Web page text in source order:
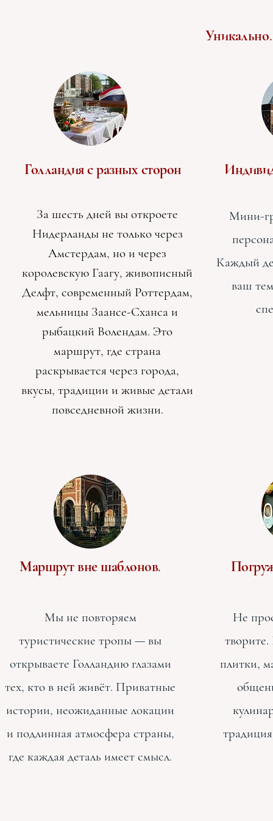
Голландия с разных сторон
За шесть дней вы откроете
Нидерланды не только через
Амстердам, но и через
королевскую Гаагу, живописный
Делфт, современный Роттердам,
мельницы Заансе-Сханса и
рыбацкий Волендам. Это
маршрут, где страна
раскрывается через города,
вкусы, традиции и живые детали
повседневной жизни.
Мини-
Каждый
ваш
Маршрут вне шаблонов.
Мы не повторяем
туристические тропы — вы
открываете Голландию глазами
тех, кто в ней живёт. Приватные
истории, неожиданные локации
и подлинная атмосфера страны,
где каждая деталь имеет смысл.
Не
плитки,